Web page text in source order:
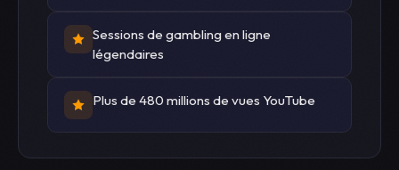
Sessions de gambling en ligne
légendaires
Plus de 480 millions de vues YouTube